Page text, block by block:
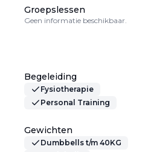
Groepslessen
Geen informatie beschikbaar.
Begeleiding
Fysiotherapie
Personal Training
Gewichten
Dumbbells t/m 40KG